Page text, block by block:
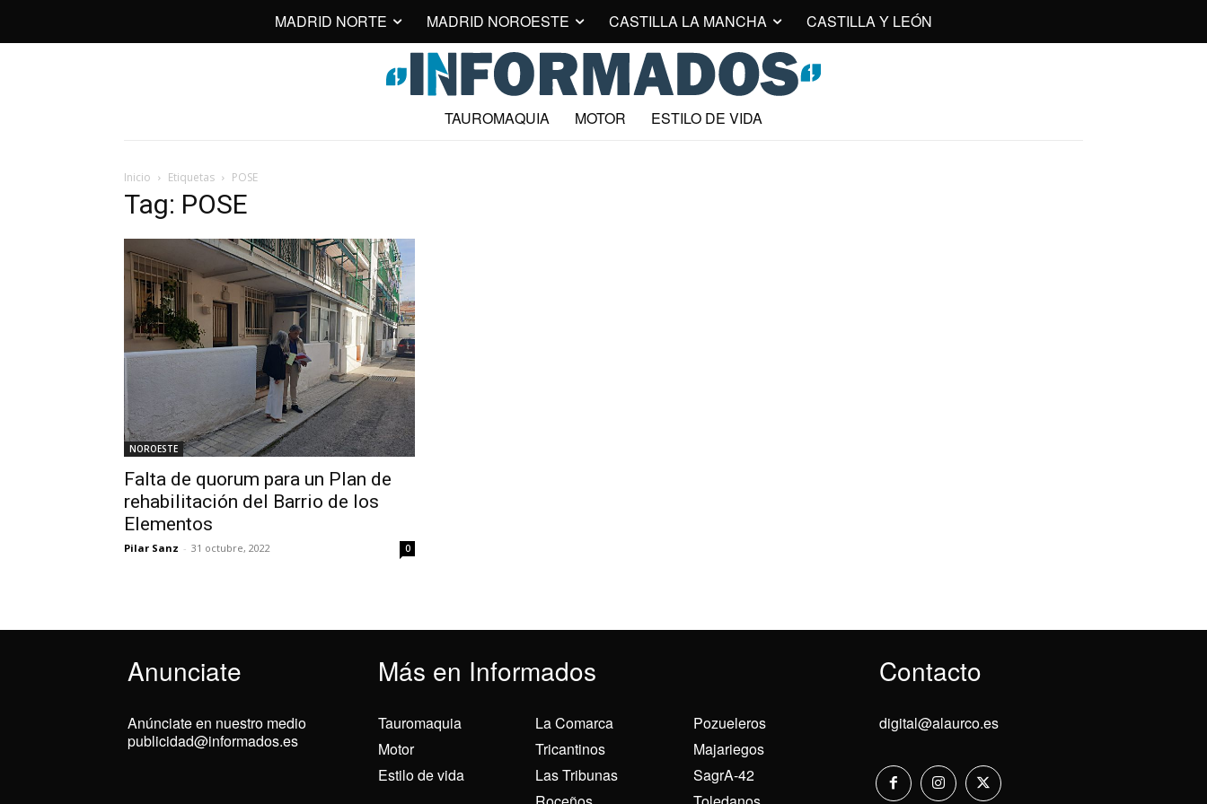
MADRID NORTE MADRID NOROESTE CASTILLA LA MANCHA CASTILLA Y LEÓN
TAUROMAQUIA MOTOR ESTILO DE VIDA
Inicio Etiquetas POSE
Tag: POSE
NOROESTE
Falta de quorum para un Plan de
rehabilitación del Barrio de los
Elementos
Pilar Sanz - 31 octubre, 2022 0
Anunciate Más en Informados Contacto
Anúnciate en nuestro medio
publicidad@informados.es
Tauromaquia
Motor
Estilo de vida
La Comarca
Tricantinos
Las Tribunas
Pozueleros
Majariegos
SagrA-42
digital@alaurco.es